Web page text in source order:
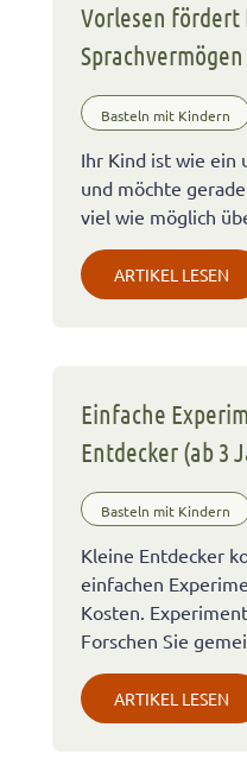
Vorlesen fördert
Basteln mit Kindern
Ihr Kind ist wie ein
und möchte
viel wie möglich
ARTIKEL LESEN
Einfache
Entdecker (ab 3
Basteln mit Kindern
Kleine Entdecker
einfachen
Kosten.
Forschen Sie
ARTIKEL LESEN